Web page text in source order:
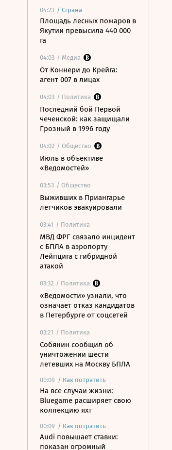
04:23 / Страна
Площадь лесных пожаров в
Якутии превысила 440 000
га
04:03 / Медиа
От Коннери до Крейга:
агент 007 в лицах
04:03 / Политика
Последний бой Первой
чеченской: как защищали
Грозный в 1996 году
04:02 / Общество
Июль в объективе
«Ведомостей»
03:53 / Общество
Выживших в Приангарье
летчиков эвакуировали
03:41 / Политика
МВД ФРГ связало инцидент
с БПЛА в аэропорту
Лейпцига с гибридной
атакой
03:32 / Политика
«Ведомости» узнали, что
означает отказ кандидатов
в Петербурге от соцсетей
03:21 / Политика
Собянин сообщил об
уничтожении шести
летевших на Москву БПЛА
00:09 / Как потратить
На все случаи жизни:
Bluegame расширяет свою
коллекцию яхт
00:09 / Как потратить
Audi повышает ставки:
показан огромный